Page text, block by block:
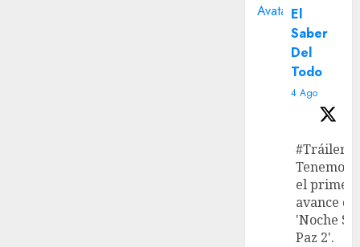
Avatar El
Saber
Del
Todo
4 Ago
#Tráiler
Tenemos
el primer
avance de
'Noche
Paz 2'.